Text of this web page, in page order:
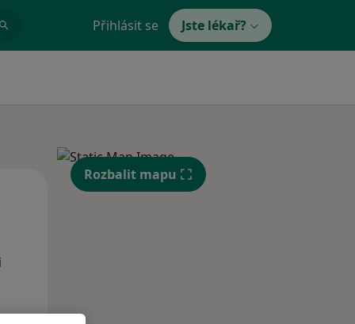
Přihlásit se Jste lékař?
Út St
Rozbalit mapu